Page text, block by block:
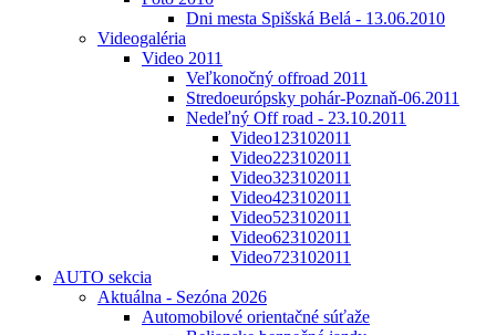
Dni mesta Spišská Belá - 13.06.2010
Videogaléria
Video 2011
Veľkonočný offroad 2011
Stredoeurópsky pohár-Poznaň-06.2011
Nedeľný Off road - 23.10.2011
Video123102011
Video223102011
Video323102011
Video423102011
Video523102011
Video623102011
Video723102011
AUTO sekcia
Aktuálna - Sezóna 2026
Automobilové orientačné súťaže